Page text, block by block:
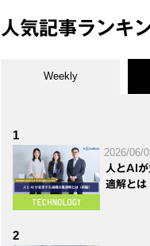
人気記事ランキ
Weekly
1
2026/06/
人とAI
適解とは
2